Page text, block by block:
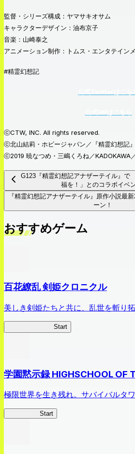
監督・シリーズ構成：ヤマサキオサム
キャラクターデザイン：油布京子
音楽：山崎泰之
アニメーション制作：トムス・エンタテイン
#精霊幻想記
ⓒCTW, INC. All rights reserved.
ⓒ北山結莉・ホビージャパン／『精霊幻想記
ⓒ2019 暁なつめ・三嶋くろね／KADOKAWA
G123『精霊幻想記アナザーテイル』で
福を！」とのコラボイベ
『精霊幻想記アナザーテイル』原作小説最
ーン！
おすすめゲーム
百花繚乱 剣姫クロニクル
美しき剣姫たちと共に、乱世を斬り
Start
学園黙示録 HIGHSCHOOL OF
極限世界を生き残れ。サバイバルタ
Start